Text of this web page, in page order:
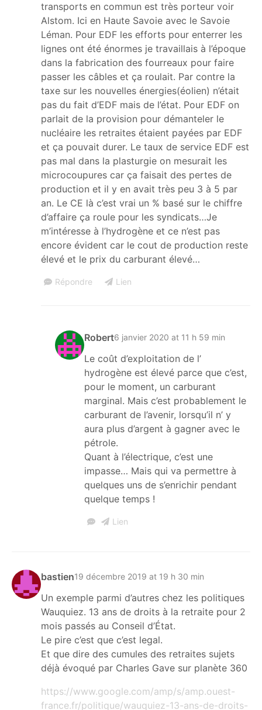
transports en commun est très porteur voir
Alstom. Ici en Haute Savoie avec le Savoie
Léman. Pour EDF les efforts pour enterrer les
lignes ont été énormes je travaillais à l’époque
dans la fabrication des fourreaux pour faire
passer les câbles et ça roulait. Par contre la
taxe sur les nouvelles énergies(éolien) n’était
pas du fait d’EDF mais de l’état. Pour EDF on
parlait de la provision pour démanteler le
nucléaire les retraites étaient payées par EDF
et ça pouvait durer. Le taux de service EDF est
pas mal dans la plasturgie on mesurait les
microcoupures car ça faisait des pertes de
production et il y en avait très peu 3 à 5 par
an. Le CE là c’est vrai un % basé sur le chiffre
d’affaire ça roule pour les syndicats…Je
m’intéresse à l’hydrogène et ce n’est pas
encore évident car le cout de production reste
élevé et le prix du carburant élevé…
Répondre Lien
Robert6 janvier 2020 at 11 h 59 min
Le coût d’exploitation de l’
hydrogène est élevé parce que c’est,
pour le moment, un carburant
marginal. Mais c’est probablement le
carburant de l’avenir, lorsqu’il n’ y
aura plus d’argent à gagner avec le
pétrole.
Quant à l’électrique, c’est une
impasse… Mais qui va permettre à
quelques uns de s’enrichir pendant
quelque temps !
Lien
bastien19 décembre 2019 at 19 h 30 min
Un exemple parmi d’autres chez les politiques
Wauquiez. 13 ans de droits à la retraite pour 2
mois passés au Conseil d’État.
Le pire c’est que c’est legal.
Et que dire des cumules des retraites sujets
déjà évoqué par Charles Gave sur planète 360
https://www.google.com/amp/s/amp.ouest-
france.fr/politique/wauquiez-13-ans-de-droits-